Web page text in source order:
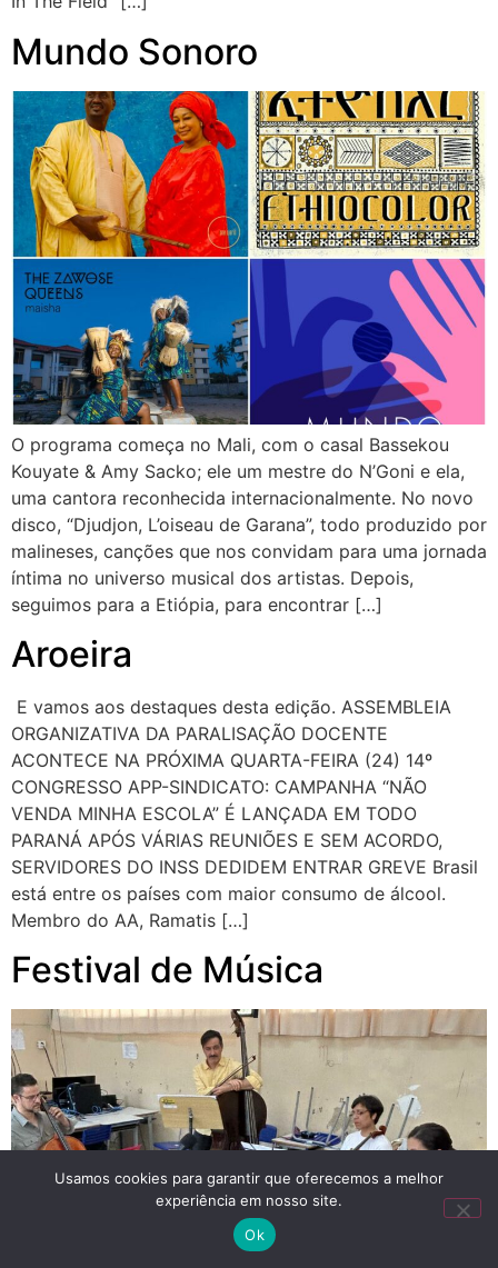
Mundo Sonoro
O programa começa no Mali, com o casal Bassekou
Kouyate & Amy Sacko; ele um mestre do N’Goni e ela,
uma cantora reconhecida internacionalmente. No novo
disco, “Djudjon, L’oiseau de Garana”, todo produzido por
malineses, canções que nos convidam para uma jornada
íntima no universo musical dos artistas. Depois,
seguimos para a Etiópia, para encontrar […]
Aroeira
E vamos aos destaques desta edição. ASSEMBLEIA
ORGANIZATIVA DA PARALISAÇÃO DOCENTE
ACONTECE NA PRÓXIMA QUARTA-FEIRA (24) 14º
CONGRESSO APP-SINDICATO: CAMPANHA “NÃO
VENDA MINHA ESCOLA” É LANÇADA EM TODO
PARANÁ APÓS VÁRIAS REUNIÕES E SEM ACORDO,
SERVIDORES DO INSS DEDIDEM ENTRAR GREVE Brasil
está entre os países com maior consumo de álcool.
Membro do AA, Ramatis […]
Festival de Música
Usamos cookies para garantir que oferecemos a melhor
experiência em nosso site.
Ok